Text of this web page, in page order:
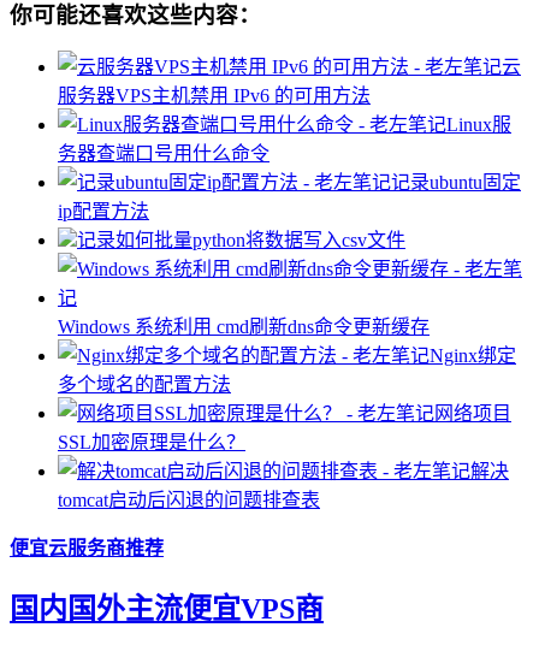
你可能还喜欢这些内容：
云
服务器VPS主机禁用 IPv6 的可用方法
Linux服
务器查端口号用什么命令
记录ubuntu固定
ip配置方法
记录如何批量python将数据写入csv文件
Windows 系统利用 cmd刷新dns命令更新缓存
Nginx绑定
多个域名的配置方法
网络项目
SSL加密原理是什么？
解决
tomcat启动后闪退的问题排查表
便宜云服务商推荐
国内国外主流便宜VPS商